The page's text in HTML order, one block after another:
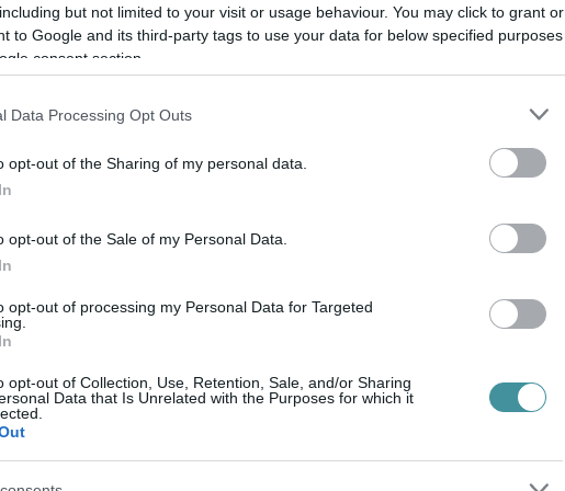
but not limited to your visit or usage behaviour. You may click to grant or
to Google and its third-party tags to use your data for below specified purposes
consent section.
Data Processing Opt Outs
opt-out of the Sharing of my personal data.
opt-out of the Sale of my Personal Data.
opt-out of processing my Personal Data for Targeted
opt-out of Collection, Use, Retention, Sale, and/or Sharing
Data that Is Unrelated with the Purposes for which it
is van lehetőség, postai úton, vagy az
az elektronikus kapcsolattartási
az idézésben megjelölt helyen és időben
az Egri Törvényszék épületébe
az EGRI ÜGYEK Google Hírek oldalán!